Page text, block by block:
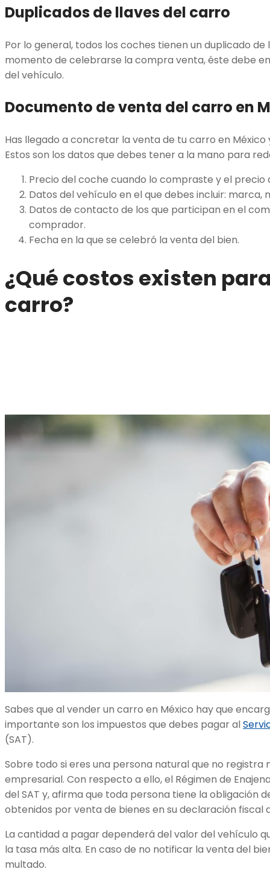
Duplicados de llaves del carro
Por lo general, todos los coches tienen un duplicado de
momento de celebrarse la compra venta, éste debe
del vehículo.
Documento de venta del carro en
Has llegado a concretar la venta de tu carro en
Estos son los datos que debes tener a la mano para
Precio del coche cuando lo compraste y el precio
Datos del vehículo en el que debes incluir: marca,
Datos de contacto de los que participan en el
comprador.
Fecha en la que se celebró la venta del bien.
¿Qué costos existen
carro?
Sabes que al vender un carro en México hay que
importante son los impuestos que debes pagar al
(SAT).
Sobre todo si eres una persona natural que no registra
empresarial. Con respecto a ello, el Régimen de
del SAT y, afirma que toda persona tiene la obligación
obtenidos por venta de bienes en su declaración fiscal
La cantidad a pagar dependerá del valor del vehículo
la tasa más alta. En caso de no notificar la venta del
multado.